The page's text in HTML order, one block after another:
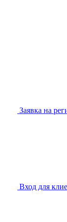
Заявка на
Вход для